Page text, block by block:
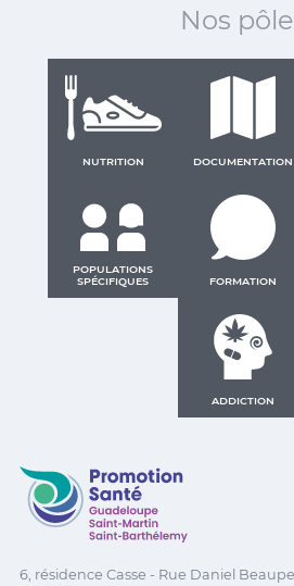
Nos
NUTRITION DOCUMENTATION
POPULATIONS
SPÉCIFIQUES
FORMATION
ADDICTION
Promotion Santé Guadeloupe,
6, résidence Casse - Rue Daniel